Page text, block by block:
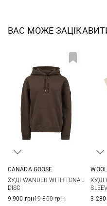
ВАС МОЖЕ
CANADA GOOSE
ХУДІ WANDER WITH TONAL
DISC
9 900 грн19 800 грн
XL
ХУДІ
3 280